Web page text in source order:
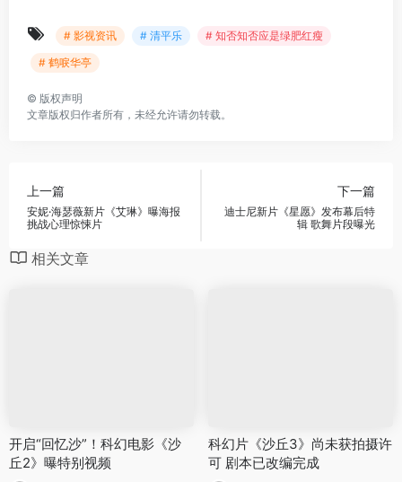
# 影视资讯 # 清平乐
# 知否知否应是绿肥红瘦
# 鹤唳华亭
© 版权声明
文章版权归作者所有，未经允许请勿转载。
上一篇
安妮·海瑟薇新片《艾琳》曝海报
挑战心理惊悚片
下一篇
迪士尼新片《星愿》发布幕后特
辑 歌舞片段曝光
相关文章
开启“回忆沙”！科幻电影《沙
丘2》曝特别视频
科幻片《沙丘3》尚未获拍摄许
可 剧本已改编完成